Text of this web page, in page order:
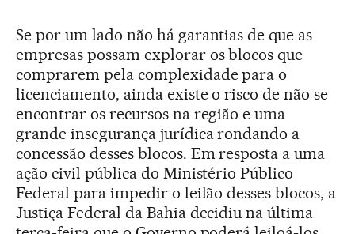
Se por um lado não há garantias de que as
empresas possam explorar os blocos que
comprarem pela complexidade para o
licenciamento, ainda existe o risco de não se
encontrar os recursos na região e uma
grande insegurança jurídica rondando a
concessão desses blocos. Em resposta a uma
ação civil pública do Ministério Público
Federal para impedir o leilão desses blocos, a
Justiça Federal da Bahia decidiu na última